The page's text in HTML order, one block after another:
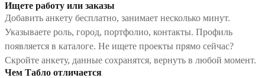
Ищете работу или заказы
Добавить анкету бесплатно, занимает несколько минут.
Указываете роль, город, портфолио, контакты. Профиль
появляется в каталоге. Не ищете проекты прямо сейчас?
Скройте анкету, данные сохранятся, вернуть в любой момент.
Чем Табло отличается